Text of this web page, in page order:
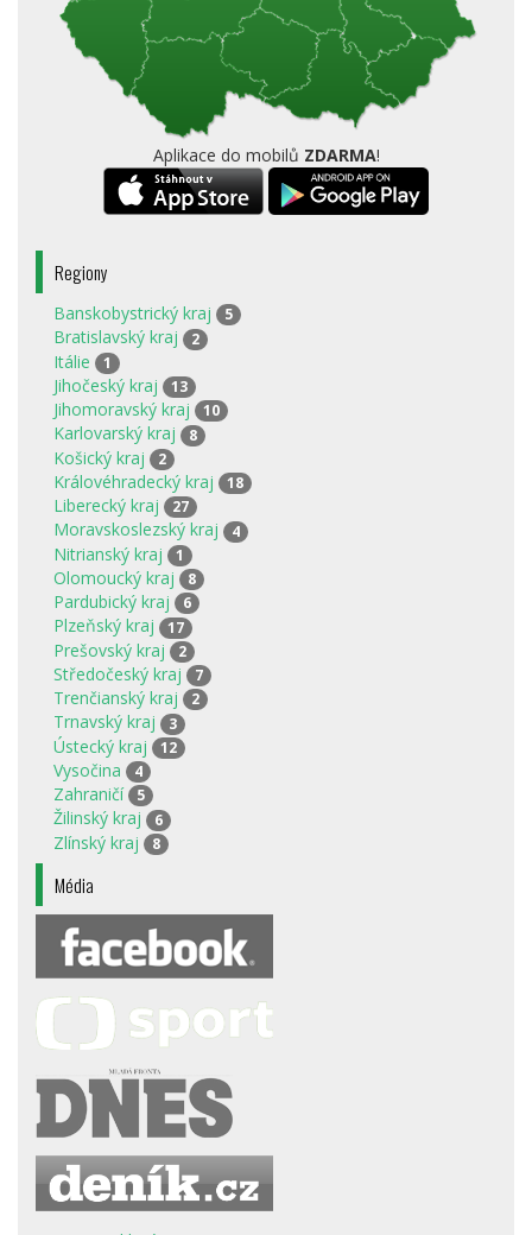
Aplikace do mobilů ZDARMA!
Regiony
Banskobystrický kraj 5
Bratislavský kraj 2
Itálie 1
Jihočeský kraj 13
Jihomoravský kraj 10
Karlovarský kraj 8
Košický kraj 2
Královéhradecký kraj 18
Liberecký kraj 27
Moravskoslezský kraj 4
Nitrianský kraj 1
Olomoucký kraj 8
Pardubický kraj 6
Plzeňský kraj 17
Prešovský kraj 2
Středočeský kraj 7
Trenčianský kraj 2
Trnavský kraj 3
Ústecký kraj 12
Vysočina 4
Zahraničí 5
Žilinský kraj 6
Zlínský kraj 8
Média